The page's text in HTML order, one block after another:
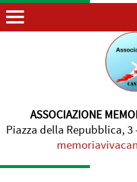
ASSOCIAZIONE
Piazza della Repubblica, 3